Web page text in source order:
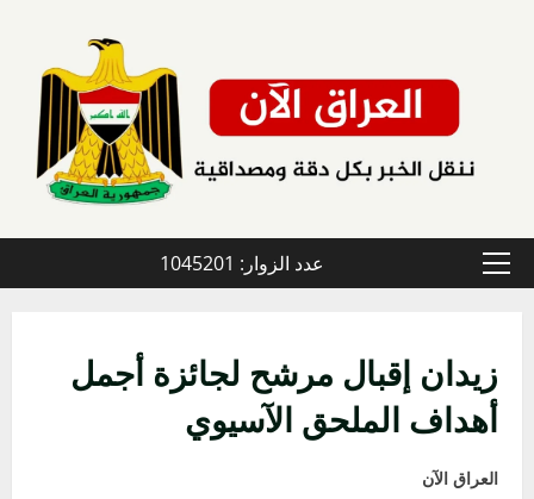
القائمة
عدد الزوار: 1045201
زيدان إقبال مرشح لجائزة أجمل
أهداف الملحق الآسيوي
العراق الآن